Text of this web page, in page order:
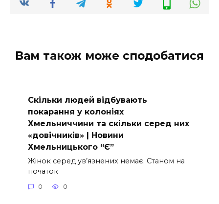
Вам також може сподобатися
Скільки людей відбувають
покарання у колоніях
Хмельниччини та скільки серед них
«довічників» | Новини
Хмельницького “Є”
Жінок серед ув’язнених немає. Станом на
початок
0 0